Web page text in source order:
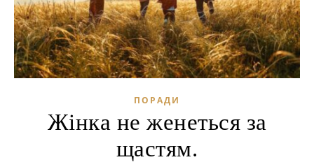
ПОРАДИ
Жінка не женеться за
щастям.